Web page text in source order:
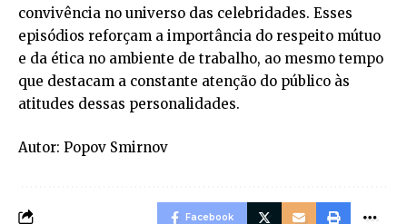
convivência no universo das celebridades. Esses
episódios reforçam a importância do respeito mútuo
e da ética no ambiente de trabalho, ao mesmo tempo
que destacam a constante atenção do público às
atitudes dessas personalidades.
Autor: Popov Smirnov
Facebook